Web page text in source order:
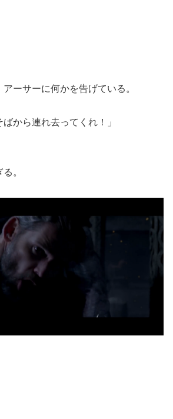
ーサーに何かを告げている。
ばから連れ去ってくれ！」
。